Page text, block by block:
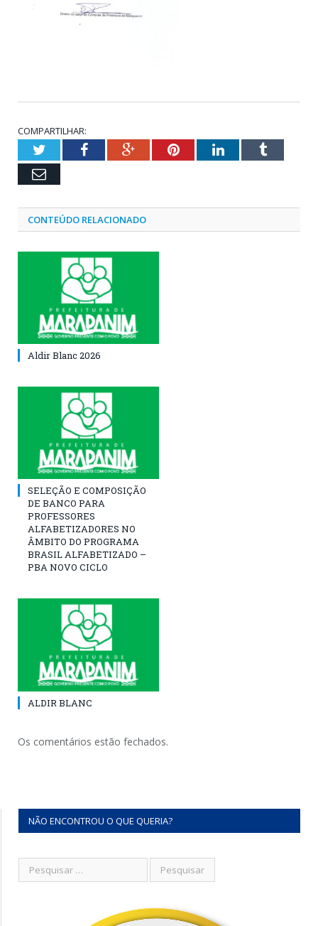
COMPARTILHAR:
TwitterFacebookGoogle+PinterestLinkedInTumblr
Email
CONTEÚDO RELACIONADO
Aldir Blanc 2026
SELEÇÃO E COMPOSIÇÃO
DE BANCO PARA
PROFESSORES
ALFABETIZADORES NO
ÂMBITO DO PROGRAMA
BRASIL ALFABETIZADO –
PBA NOVO CICLO
ALDIR BLANC
Os comentários estão fechados.
NÃO ENCONTROU O QUE QUERIA?